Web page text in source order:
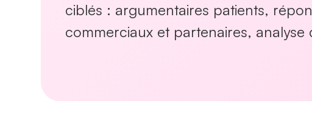
ciblés : argumentaires patients,
commerciaux et partenaires,